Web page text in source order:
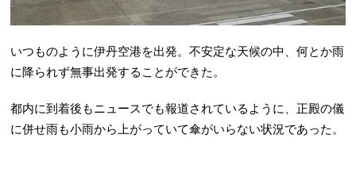
いつものように伊丹空港を出発。不安定な天候の中、何とか雨
に降られず無事出発することができた。
都内に到着後もニュースでも報道されているように、正殿の儀
に併せ雨も小雨から上がっていて傘がいらない状況であった。